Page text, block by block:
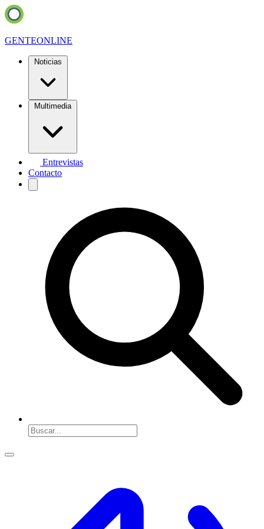
GENTEONLINE
Noticias
Multimedia
Entrevistas
Contacto